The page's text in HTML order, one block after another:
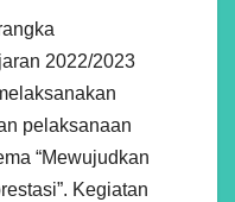
2022/2023
pelaksanaan
“Mewujudkan
Kegiatan